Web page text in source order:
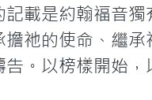
載是約翰福音
祂的使命、繼
。以榜樣開始